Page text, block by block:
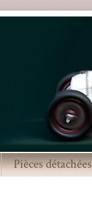
Pièces détachées